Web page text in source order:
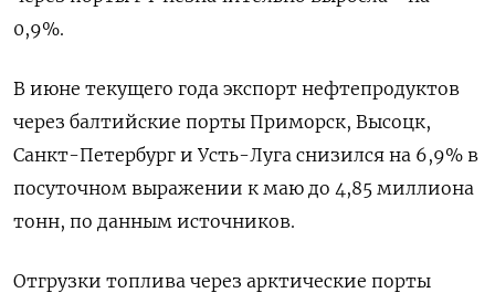
0,9%.
В июне текущего года экспорт нефтепродуктов
через балтийские порты Приморск, Высоцк,
Санкт-Петербург и Усть-Луга снизился на 6,9% в
посуточном выражении к маю до 4,85 миллиона
тонн, по данным источников.
Отгрузки топлива через арктические порты